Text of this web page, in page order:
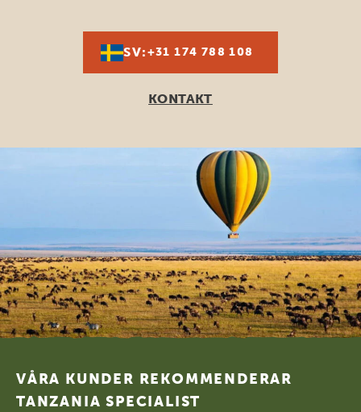
SV:+31 174 788 108
KONTAKT
Footer
VÅRA KUNDER REKOMMENDERAR
TANZANIA SPECIALIST